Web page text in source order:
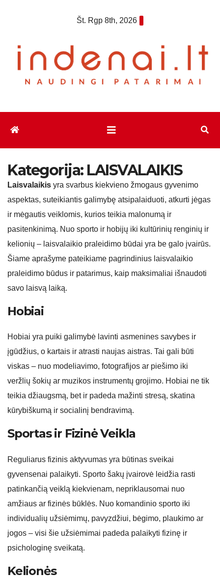
Št. Rgp 8th, 2026
Kategorija: LAISVALAIKIS
Laisvalaikis yra svarbus kiekvieno žmogaus gyvenimo
aspektas, suteikiantis galimybę atsipalaiduoti, atkurti jėgas
ir mėgautis veiklomis, kurios teikia malonumą ir
pasitenkinimą. Nuo sporto ir hobijų iki kultūrinių renginių ir
kelionių – laisvalaikio praleidimo būdai yra be galo įvairūs.
Šiame aprašyme pateikiame pagrindinius laisvalaikio
praleidimo būdus ir patarimus, kaip maksimaliai išnaudoti
savo laisvą laiką.
Hobiai
Hobiai yra puiki galimybė lavinti asmenines savybes ir
įgūdžius, o kartais ir atrasti naujas aistras. Tai gali būti
viskas – nuo modeliavimo, fotografijos ar piešimo iki
veržlių šokių ar muzikos instrumentų grojimo. Hobiai ne tik
teikia džiaugsmą, bet ir padeda mažinti stresą, skatina
kūrybiškumą ir socialinį bendravimą.
Sportas ir Fizinė Veikla
Reguliarus fizinis aktyvumas yra būtinas sveikai
gyvensenai palaikyti. Sporto šakų įvairovė leidžia rasti
patinkančią veiklą kiekvienam, nepriklausomai nuo
amžiaus ar fizinės būklės. Nuo komandinio sporto iki
individualių užsiėmimų, pavyzdžiui, bėgimo, plaukimo ar
jogos – visi šie užsiėmimai padeda palaikyti fizinę ir
psichologinę sveikatą.
Kelionės